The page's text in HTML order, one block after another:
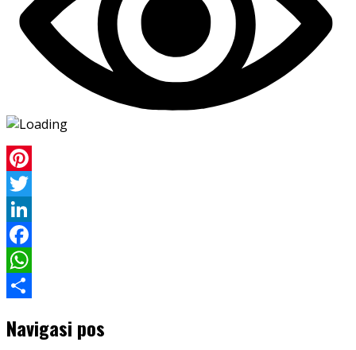
Pinterest
Twitter
LinkedIn
Facebook
WhatsApp
Navigasi pos